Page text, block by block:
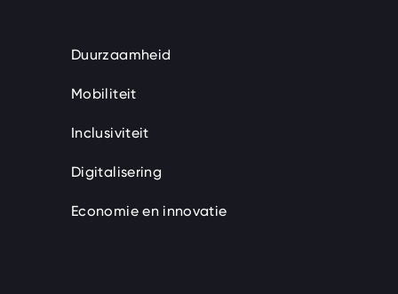
Duurzaamheid
Mobiliteit
Inclusiviteit
Digitalisering
Economie en innovatie